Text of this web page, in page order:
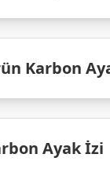
Karbon
Ayak İzi